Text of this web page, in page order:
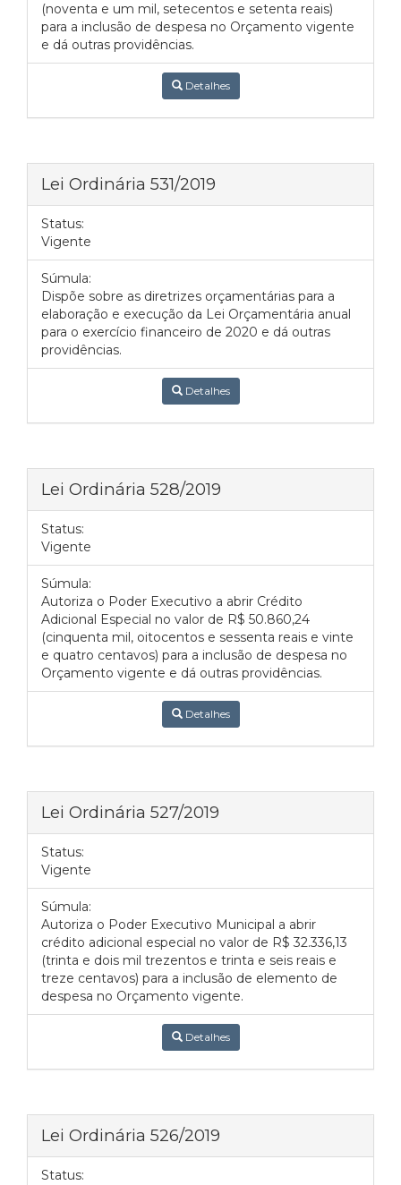
(noventa e um mil, setecentos e setenta reais)
para a inclusão de despesa no Orçamento vigente
e dá outras providências.
Detalhes
Lei Ordinária 531/2019
Status:
Vigente
Súmula:
Dispõe sobre as diretrizes orçamentárias para a
elaboração e execução da Lei Orçamentária anual
para o exercício financeiro de 2020 e dá outras
providências.
Detalhes
Lei Ordinária 528/2019
Status:
Vigente
Súmula:
Autoriza o Poder Executivo a abrir Crédito
Adicional Especial no valor de R$ 50.860,24
(cinquenta mil, oitocentos e sessenta reais e vinte
e quatro centavos) para a inclusão de despesa no
Orçamento vigente e dá outras providências.
Detalhes
Lei Ordinária 527/2019
Status:
Vigente
Súmula:
Autoriza o Poder Executivo Municipal a abrir
crédito adicional especial no valor de R$ 32.336,13
(trinta e dois mil trezentos e trinta e seis reais e
treze centavos) para a inclusão de elemento de
despesa no Orçamento vigente.
Detalhes
Lei Ordinária 526/2019
Status: